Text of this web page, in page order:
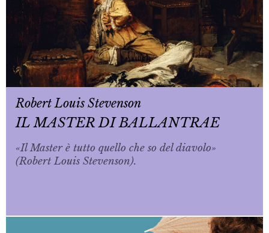
Robert Louis Stevenson
IL MASTER DI BALLANTRAE
«Il Master è tutto quello che so del diavolo»
(Robert Louis Stevenson).